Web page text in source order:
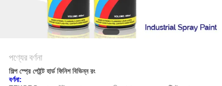
গোপনীয়তা
পণ্যের বর্ণনা
শিল্প স্প্রে পেইন্ট হার্ড ফিনিশ বিভিন্ন রং
বর্ণনা: